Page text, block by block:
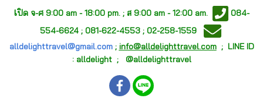
เปิด จ-ศ 9:00 am - 18:00 pm. ; ส 9:00 am - 12:00 am.
084-
554-6624 ; 081-622-4553 ; 02-258-1559
alldelighttravel@gmail.com; info@alldelighttravel.com; LINE ID
: alldelight ; @alldelighttravel